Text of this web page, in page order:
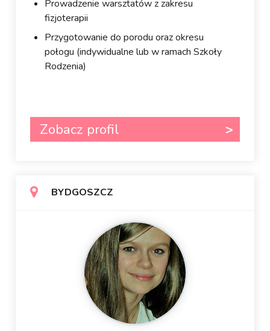
Prowadzenie warsztatów z zakresu
fizjoterapii
Przygotowanie do porodu oraz okresu
połogu (indywidualne lub w ramach Szkoły
Rodzenia)
Zobacz profil
BYDGOSZCZ